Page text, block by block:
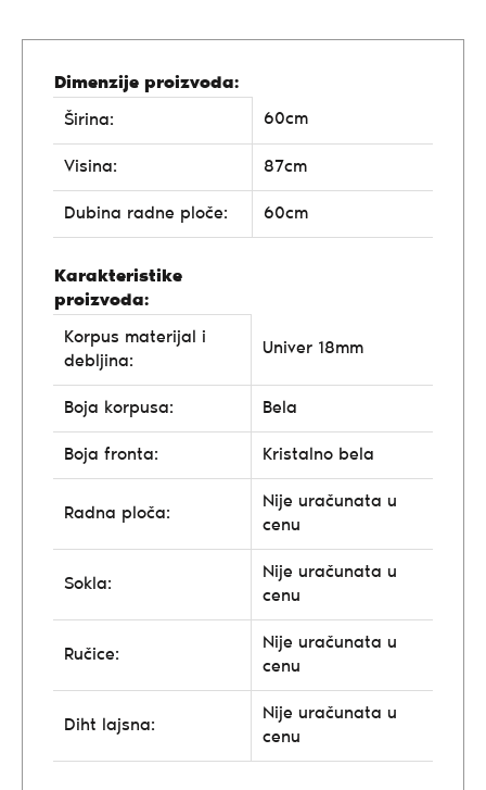
Dimenzije proizvoda:
Širina:
60cm
Visina: 87cm
Dubina radne ploče: 60cm
Karakteristike
proizvoda:
Korpus materijal i
debljina:
Univer 18mm
Boja korpusa: Bela
Boja fronta: Kristalno bela
Radna ploča:
Nije uračunata u
cenu
Sokla:
Nije uračunata u
cenu
Ručice:
Nije uračunata u
cenu
Diht lajsna:
Nije uračunata u
cenu